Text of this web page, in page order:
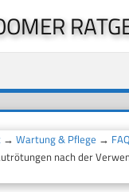
→Wartung & Pflege → FAQ
nach der